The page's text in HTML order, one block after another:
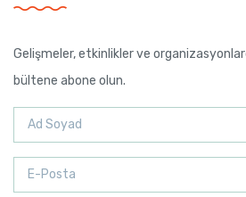
Gelişmeler, etkinlikler ve
bültene abone olun.